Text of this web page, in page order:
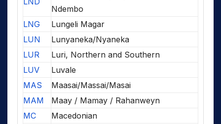
Ndembo
LNG
Lungeli Magar
LUN
Lunyaneka/Nyaneka
LUR
Luri, Northern and Southern
LUV
Luvale
MAS
Maasai/Massai/Masai
MAM
Maay / Mamay / Rahanweyn
MC
Macedonian